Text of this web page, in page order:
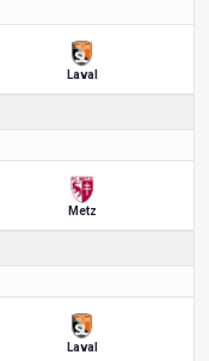
Laval
Metz
Laval